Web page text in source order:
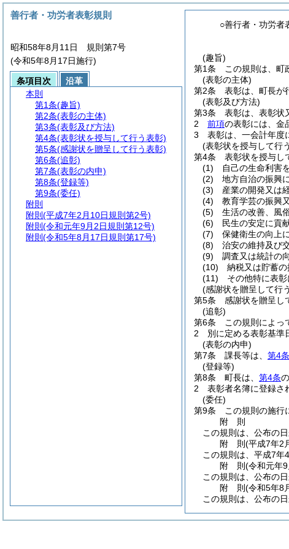
○善行者・功労者
(趣旨)
第1条
この規則は、町
(表彰の主体)
第2条
表彰は、町長が
(表彰及び方法)
第3条
表彰は、表彰状
2
前項の表彰には、金
3
表彰は、一会計年度
(表彰状を授与して行
第4条
表彰状を授与し
(1)
自己の生命利害
(2)
地方自治の振興
(3)
産業の開発又は
(4)
教育学芸の振興
(5)
生活の改善、風
(6)
民生の安定に貢
(7)
保健衛生の向上
(8)
治安の維持及び
(9)
調査又は統計の
(10)
納税又は貯蓄
(11)
その他特に表
(感謝状を贈呈して行
第5条
感謝状を贈呈し
(追彰)
第6条
この規則によっ
2
別に定める表彰基準
(表彰の内申)
第7条
課長等は、 第4条
(登録等)
第8条
町長は、 第4条
2
表彰者名簿に登録さ
(委任)
第9条
この規則の施行
附 則
この規則は、公布の日
附 則(平成7年2
この規則は、平成7年
附 則(令和元年
この規則は、公布の日
附 則(令和5年8
この規則は、公布の
善行者・功労者表彰規則
昭和58年8月11日 規則第7号
(令和5年8月17日施行)
条項目次
沿革
本則
第1条(趣旨)
第2条(表彰の主体)
第3条(表彰及び方法)
第4条(表彰状を授与して行う表彰)
第5条(感謝状を贈呈して行う表彰)
第6条(追彰)
第7条(表彰の内申)
第8条(登録等)
第9条(委任)
附則
附則 (平成7年2月10日規則第2号)
附則 (令和元年9月2日規則第12号)
附則 (令和5年8月17日規則第17号)